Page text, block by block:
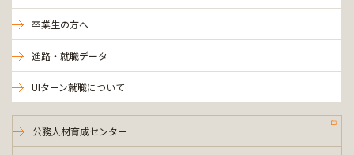
卒業生の方へ
進路・就職データ
UIターン就職について
公務人材育成センター